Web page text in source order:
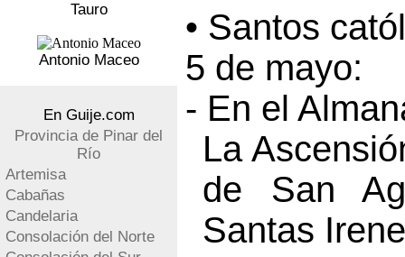
Tauro
Antonio Maceo
En Guije.com
Provincia de Pinar del
Río
Artemisa
Cabañas
Candelaria
Consolación del Norte
• Santos
5 de mayo:
- En el
La
de San
Santas